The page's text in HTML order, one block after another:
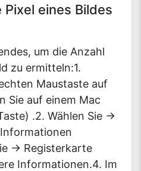
eines Bildes
um die Anzahl
zu ermitteln:1.
Maustaste auf
Sie auf einem Mac
.2. Wählen Sie ->
-> Registerkarte
Informationen.4. Im